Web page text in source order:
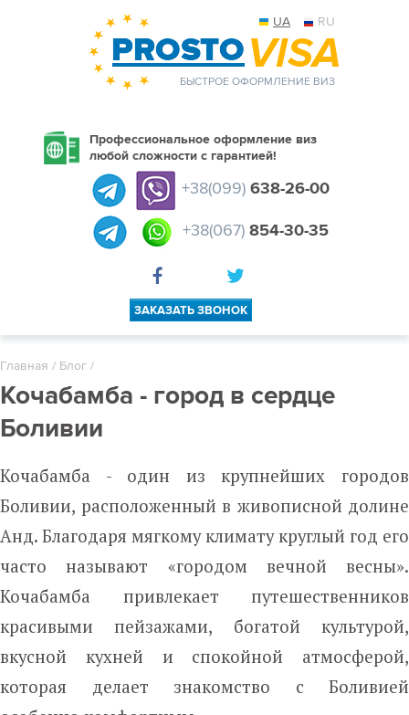
UA RU
БЫСТРОЕ ОФОРМЛЕНИЕ ВИЗ
Профессиональное оформление виз
любой сложности с гарантией!
+38(099) 638-26-00
+38(067) 854-30-35
ЗАКАЗАТЬ ЗВОНОК
Главная / Блог /
Кочабамба - город в сердце
Боливии
Кочабамба - один из крупнейших городов
Боливии, расположенный в живописной долине
Анд. Благодаря мягкому климату круглый год его
часто называют «городом вечной весны».
Кочабамба привлекает путешественников
красивыми пейзажами, богатой культурой,
вкусной кухней и спокойной атмосферой,
которая делает знакомство с Боливией